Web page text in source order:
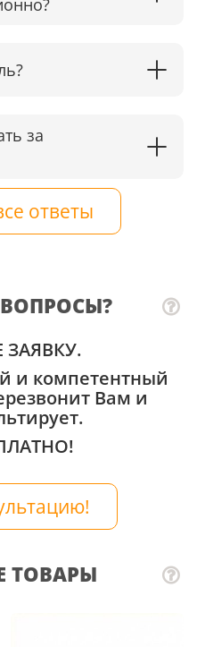
за
ответы
ЗАЯВКУ.
и компетентный
Вам и
ТОВАРЫ